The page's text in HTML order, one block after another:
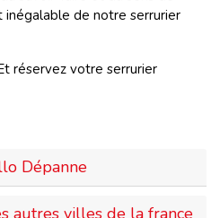
inégalable de notre serrurier
réservez votre serrurier
Dépanne
autres villes de la france